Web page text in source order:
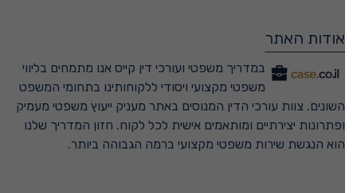
אודות האתר
במדריך משפטי ועורכי דין קייס אנו מתמחים בליווי
משפטי מקצועי ויסודי ללקוחותינו בתחומי המשפט
השונים. צוות עורכי הדין המנוסים באתר מעניק ייעוץ משפטי מעמיק
ופתרונות יצירתיים ומותאמים אישית לכל לקוח. חזון המדריך שלנו
הוא הנגשת שירות משפטי מקצועי ברמה הגבוהה ביותר.